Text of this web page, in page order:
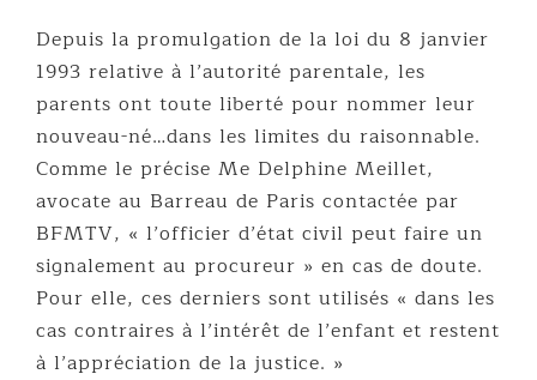
Depuis la promulgation de la loi du 8 janvier
1993 relative à l’autorité parentale, les
parents ont toute liberté pour nommer leur
nouveau-né…dans les limites du raisonnable.
Comme le précise Me Delphine Meillet,
avocate au Barreau de Paris contactée par
BFMTV, « l’officier d’état civil peut faire un
signalement au procureur » en cas de doute.
Pour elle, ces derniers sont utilisés « dans les
cas contraires à l’intérêt de l’enfant et restent
à l’appréciation de la justice. »